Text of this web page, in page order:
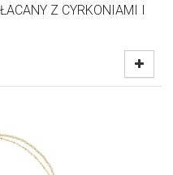
Z CYRKONIAMI I